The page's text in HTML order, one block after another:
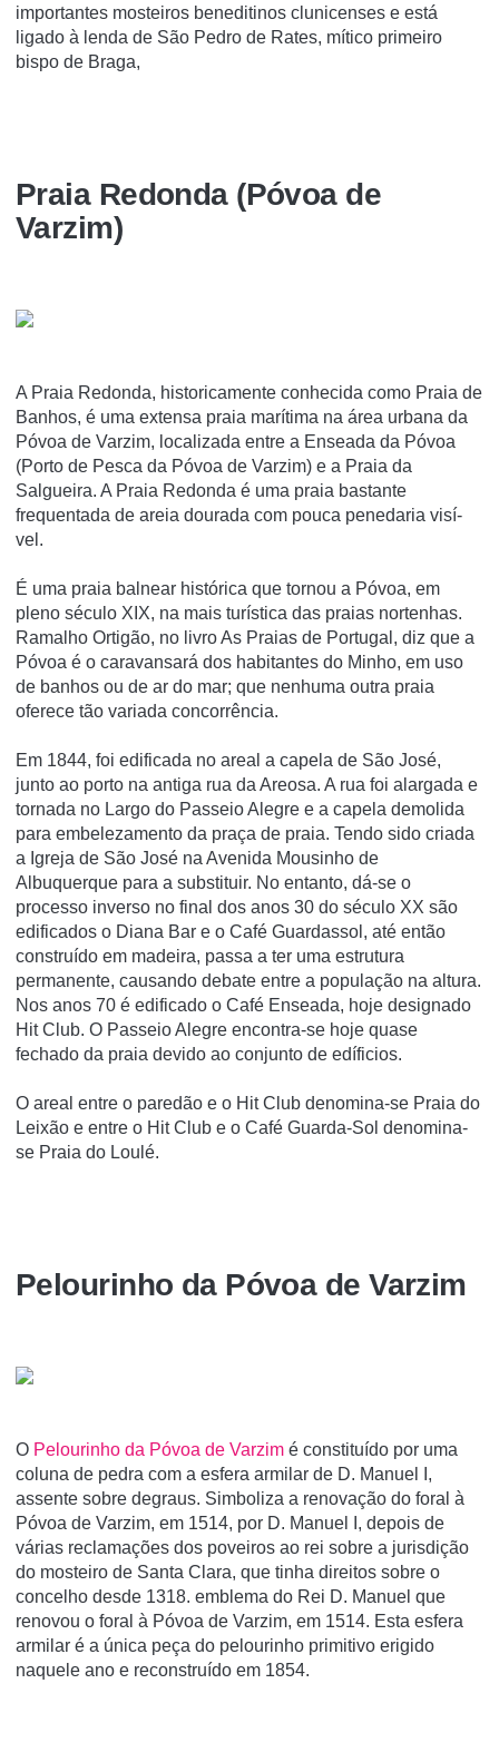
importantes mosteiros beneditinos clunicenses e está
ligado à lenda de São Pedro de Rates, mí­tico primeiro
bispo de Braga,
Praia Redonda (Póvoa de
Varzim)
A Praia Redonda, historicamente conhecida como Praia de
Banhos, é uma extensa praia marí­tima na área urbana da
Póvoa de Varzim, localizada entre a Enseada da Póvoa
(Porto de Pesca da Póvoa de Varzim) e a Praia da
Salgueira. A Praia Redonda é uma praia bastante
frequentada de areia dourada com pouca penedaria visí­
vel.
É uma praia balnear histórica que tornou a Póvoa, em
pleno século XIX, na mais turí­stica das praias nortenhas.
Ramalho Ortigão, no livro As Praias de Portugal, diz que a
Póvoa é o caravansará dos habitantes do Minho, em uso
de banhos ou de ar do mar; que nenhuma outra praia
oferece tão variada concorrência.
Em 1844, foi edificada no areal a capela de São José,
junto ao porto na antiga rua da Areosa. A rua foi alargada e
tornada no Largo do Passeio Alegre e a capela demolida
para embelezamento da praça de praia. Tendo sido criada
a Igreja de São José na Avenida Mousinho de
Albuquerque para a substituir. No entanto, dá-se o
processo inverso no final dos anos 30 do século XX são
edificados o Diana Bar e o Café Guardassol, até então
construí­do em madeira, passa a ter uma estrutura
permanente, causando debate entre a população na altura.
Nos anos 70 é edificado o Café Enseada, hoje designado
Hit Club. O Passeio Alegre encontra-se hoje quase
fechado da praia devido ao conjunto de edí­ficios.
O areal entre o paredão e o Hit Club denomina-se Praia do
Leixão e entre o Hit Club e o Café Guarda-Sol denomina-
se Praia do Loulé.
Pelourinho da Póvoa de Varzim
O Pelourinho da Póvoa de Varzim é constituí­do por uma
coluna de pedra com a esfera armilar de D. Manuel I,
assente sobre degraus. Simboliza a renovação do foral à
Póvoa de Varzim, em 1514, por D. Manuel I, depois de
várias reclamações dos poveiros ao rei sobre a jurisdição
do mosteiro de Santa Clara, que tinha direitos sobre o
concelho desde 1318. emblema do Rei D. Manuel que
renovou o foral à Póvoa de Varzim, em 1514. Esta esfera
armilar é a única peça do pelourinho primitivo erigido
naquele ano e reconstruído em 1854.